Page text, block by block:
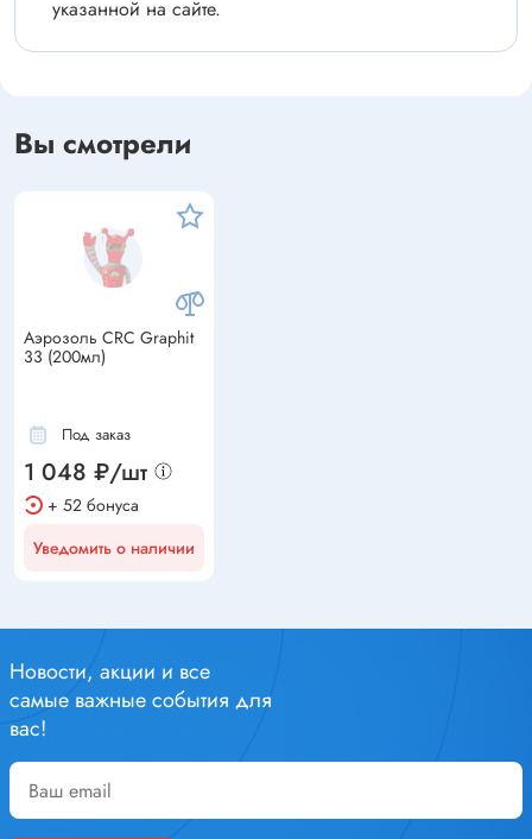
указанной на сайте.
Вы смотрели
Аэрозоль CRC Graphit
33 (200мл)
Под заказ
1 048 ₽/шт
+ 52 бонуса
Уведомить о наличии
Новости, акции и все
самые важные события для
вас!